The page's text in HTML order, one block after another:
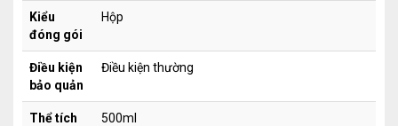
Kiểu
đóng gói
Hộp
Điều kiện
bảo quản
Điều kiện thường
Thể tích 500ml